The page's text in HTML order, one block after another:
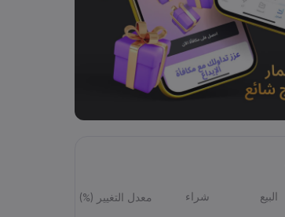
البيع شراء معدل التغيير (%)